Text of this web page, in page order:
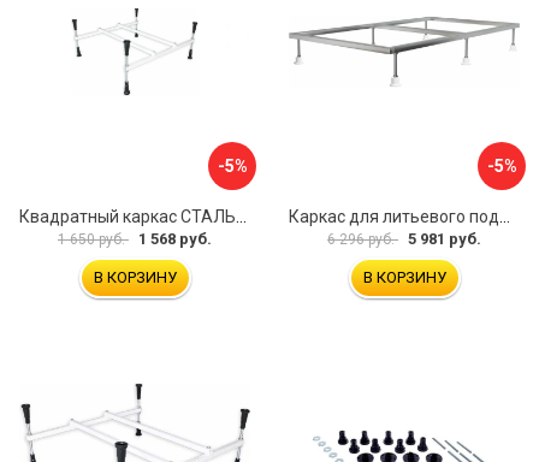
-5%
Квадратный каркас СТАЛЬВЕНТ 00-00000147
1 650 руб. 1 568 руб.
В КОРЗИНУ
-5%
Каркас для литьевого поддона ALLEN BRAU 267187
6 296 руб. 5 981 руб.
В КОРЗИНУ